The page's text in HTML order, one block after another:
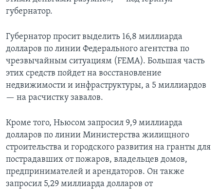
губернатор.
Губернатор просит выделить 16,8 миллиарда
долларов по линии Федерального агентства по
чрезвычайным ситуациям (FEMA). Большая часть
этих средств пойдет на восстановление
недвижимости и инфраструктуры, а 5 миллиардов
— на расчистку завалов.
Кроме того, Ньюсом запросил 9,9 миллиарда
долларов по линии Министерства жилищного
строительства и городского развития на гранты для
пострадавших от пожаров, владельцев домов,
предпринимателей и арендаторов. Он также
запросил 5,29 миллиарда долларов от